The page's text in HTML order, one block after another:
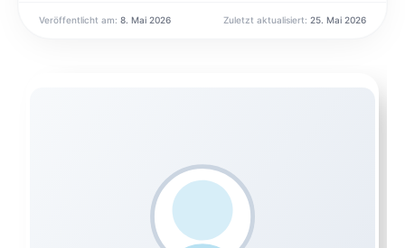
Veröffentlicht am: 8. Mai 2026 Zuletzt aktualisiert:25. Mai 2026